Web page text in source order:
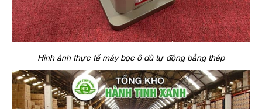
Hình ảnh thực tế máy bọc ô dù tự động bằng thép